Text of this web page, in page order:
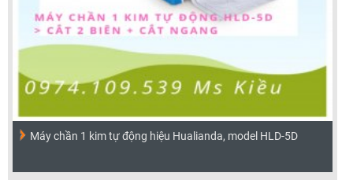
Máy chần 1 kim tự động hiệu Hualianda, model HLD-5D